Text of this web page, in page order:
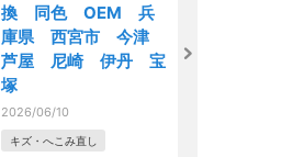
換 同色 OEM 兵
庫県 西宮市 今津
芦屋 尼崎 伊丹 宝
塚
2026/06/10
キズ・へこみ直し